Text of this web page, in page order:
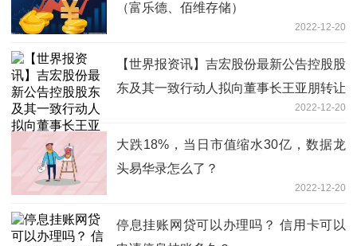
（富乐德、佰维存储）
2022-12-20
【世界报资讯】吉宏股份最新公告控股股
东及其一致行动人拟向董事长王亚朋转让
2022-12-20
大跌18%，当日市值缩水30亿，数据龙
头易华录怎么了？
2022-12-20
停息挂账网贷可以办理吗？ 信用卡可以